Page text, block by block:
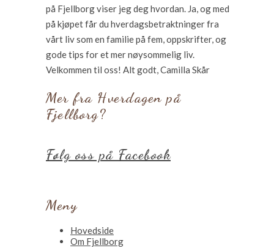
på Fjellborg viser jeg deg hvordan. Ja, og med
på kjøpet får du hverdagsbetraktninger fra
vårt liv som en familie på fem, oppskrifter, og
gode tips for et mer nøysommelig liv.
Velkommen til oss! Alt godt, Camilla Skår
Mer fra Hverdagen på
Fjellborg?
Følg oss på Facebook
Meny
Hovedside
Om Fjellborg